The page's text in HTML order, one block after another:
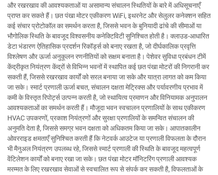
और रखरखाव की आवश्यकताओं या असामान्य संचालन स्थितियों के बारे में अधिसूचनाएँ
प्राप्त कर सकते हैं। छत पंखा मोटर एकीकरण WiFi, इथरनेट और सेलुलर कनेक्शन सहित
कई संचार प्रोटोकॉल का समर्थन करता है, जिससे भवन के बुनियादी ढांचे की सीमाओं या
भौगोलिक स्थिति के बावजूद विश्वसनीय कनेक्टिविटी सुनिश्चित होती है। क्लाउड-आधारित
डेटा भंडारण ऐतिहासिक प्रदर्शन रिकॉर्ड्स को बनाए रखता है, जो दीर्घकालिक प्रवृत्ति
विश्लेषण और ऊर्जा अनुकूलन रणनीतियों को सक्षम बनाता है। पेशेवर सुविधा प्रबंधन टीमें
केंद्रीकृत नियंत्रण केंद्रों से विभिन्न भवनों में स्थापित कई छत पंखा मोटरों की निगरानी कर
सकती हैं, जिससे रखरखाव कार्यों को सरल बनाया जा सके और यात्रा लागत को कम किया
जा सके। स्मार्ट प्रणाली ऊर्जा बचत, संचालन दक्षता मेट्रिक्स और पर्यावरणीय प्रभाव में
कमी के विस्तृत रिपोर्ट्स उत्पन्न करती है, जो स्थायित्व प्रमाणन और विनियामक अनुपालन
आवश्यकताओं का समर्थन करती हैं। मौजूदा भवन स्वचालन प्रणालियों के साथ एकीकरण
HVAC उपकरणों, प्रकाश नियंत्रणों और सुरक्षा प्रणालियों के समन्वित संचालन की
अनुमति देता है, जिससे समग्र भवन दक्षता को अधिकतम किया जा सके। आपातकालीन
ओवरराइड क्षमताएँ सुनिश्चित करती हैं कि नेटवर्क आउटेज या प्रणाली विफलता के दौरान
भी मैनुअल नियंत्रण उपलब्ध रहे, जिससे स्मार्ट प्रणाली की स्थिति के बावजूद महत्वपूर्ण
वेंटिलेशन कार्यों को बनाए रखा जा सके। छत पंखा मोटर मॉनिटरिंग प्रणाली आवश्यक
मरम्मत के लिए रखरखाव सेवाओं से स्वचालित रूप से संपर्क कर सकती है, विफलताओं के